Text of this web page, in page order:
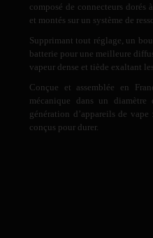
composé de connecteurs
et montés sur un système de
Supprimant tout réglage, un
batterie pour une meilleure
vapeur dense et tiède exaltant
Conçue et assemblée en
mécanique dans un
génération d’appareils de
conçus pour durer.